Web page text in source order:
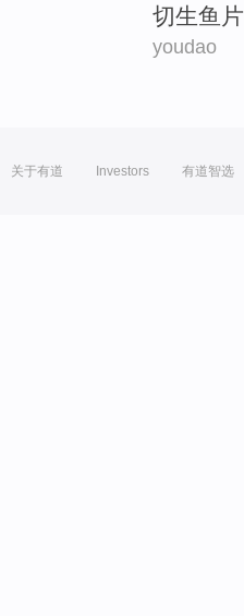
切生鱼片
youdao
关于有道 Investors 有道智选